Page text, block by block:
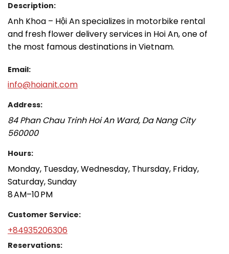
Description:
Anh Khoa – Hội An specializes in motorbike rental
and fresh flower delivery services in Hoi An, one of
the most famous destinations in Vietnam.
Email:
info@hoianit.com
Address:
84 Phan Chau Trinh Hoi An Ward, Da Nang City
560000
Hours:
Monday, Tuesday, Wednesday, Thursday, Friday,
Saturday, Sunday
8 AM–10 PM
Customer Service:
+84935206306
Reservations: